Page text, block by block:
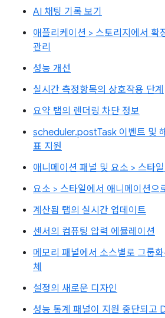
AI 채팅 기록 보기
애플리케이션 > 스토리지에서 확
관리
성능 개선
실시간 측정항목의 상호작용 단계
요약 탭의 렌더링 차단 정보
scheduler.postTask 이벤트 및
표 지원
애니메이션 패널 및 요소 > 스타
요소 > 스타일에서 애니메이션으
계산됨 탭의 실시간 업데이트
센서의 컴퓨팅 압력 에뮬레이션
메모리 패널에서 소스별로 그룹
체
설정의 새로운 디자인
성능 통계 패널이 지원 중단되고